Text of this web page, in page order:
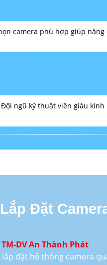
camera phù hợp giúp nâng
ngũ kỹ thuật viên giàu kinh
Đặt
TM-DV An Thành Phát
đặt hệ thống camera